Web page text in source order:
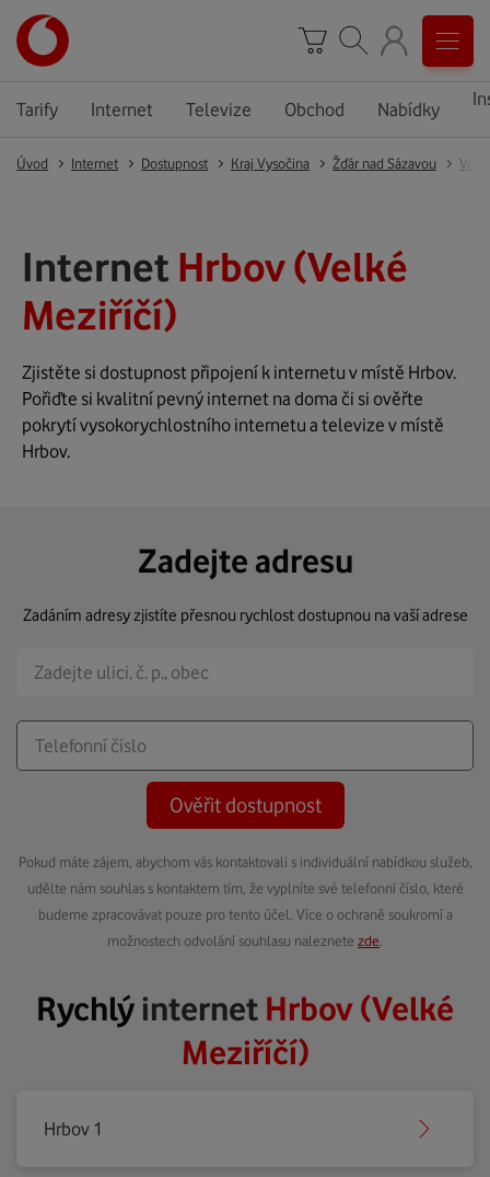
Tarify Internet Televize Obchod Nabídky
Úvod Internet Dostupnost Kraj Vysočina Žďár nad Sázavou
Internet Hrbov (Velké
Meziříčí)
Zjistěte si dostupnost připojení k internetu v místě Hrbov.
Pořiďte si kvalitní pevný internet na doma či si ověřte
pokrytí vysokorychlostního internetu a televize v místě
Hrbov.
Zadejte adresu
Zadáním adresy zjistíte přesnou rychlost dostupnou na vaší adrese
Ověřit dostupnost
Pokud máte zájem, abychom vás kontaktovali s individuální nabídkou služeb,
udělte nám souhlas s kontaktem tím, že vyplníte své telefonní číslo, které
budeme zpracovávat pouze pro tento účel. Více o ochraně soukromí a
možnostech odvolání souhlasu naleznete zde
Rychlýinternet Hrbov (Velké
Meziříčí)
Hrbov 1